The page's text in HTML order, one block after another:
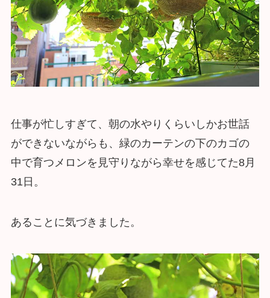
仕事が忙しすぎて、朝の水やりくらいしかお世話
ができないながらも、緑のカーテンの下のカゴの
中で育つメロンを見守りながら幸せを感じてた8月
31日。
あることに気づきました。